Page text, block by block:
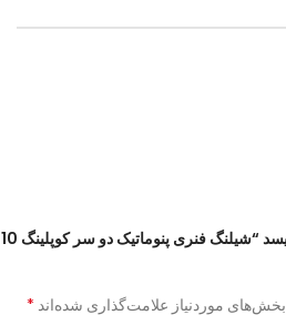
اولین کسی باشید که دیدگاهی می نویسد “شیلنگ فنری پنوماتیک دو سر کوپلینگ 10
بخش‌های موردنیاز علامت‌گذاری شده‌اند *